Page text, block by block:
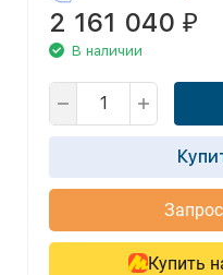
2 161 040 ₽
В наличии
Купить